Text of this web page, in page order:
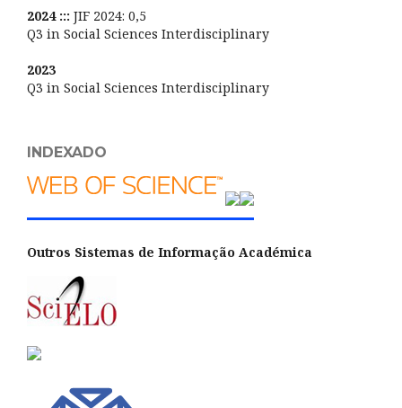
2024 ::: JIF 2024: 0,5
Q3 in Social Sciences Interdisciplinary
2023
Q3 in Social Sciences Interdisciplinary
INDEXADO
Outros Sistemas de Informação Académica